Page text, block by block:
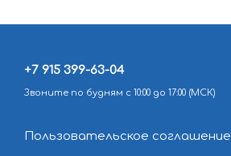
+7 915 399-63-04
Звоните по будням с 10:00 до 17:00 (МСК)
Пользовательское соглашение